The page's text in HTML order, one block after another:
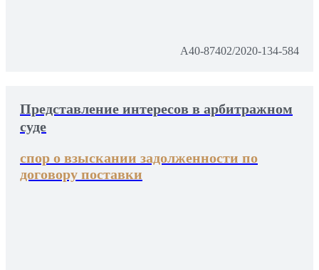
А40-87402/2020-134-584
Представление интересов в арбитражном
суде
спор о взыскании задолженности по
договору поставки